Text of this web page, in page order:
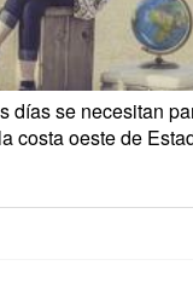
días se necesitan
costa oeste de